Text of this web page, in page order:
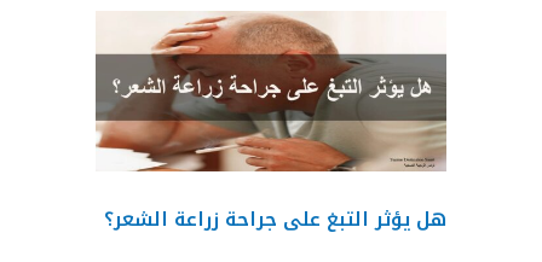
هل يؤثر التبغ على جراحة زراعة الشعر؟